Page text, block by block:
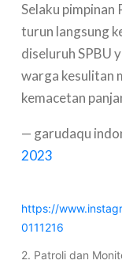
Selaku pimpinan
turun langsung
diseluruh SPBU
warga kesulitan
kemacetan
— garudaqu
2023
https://
0111216
2. Patroli dan